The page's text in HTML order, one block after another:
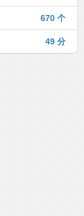
670 个
49 分